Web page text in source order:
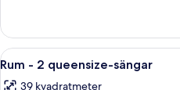
-
kingsize-
Öppna
alla
10
Rum - 2 queensize-sängar
39 kvadratmeter